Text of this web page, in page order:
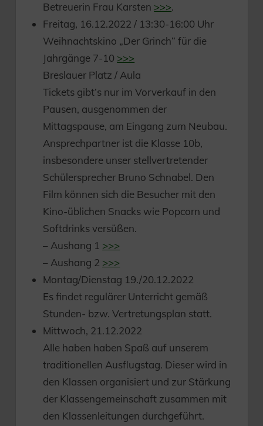
Betreuerin Frau Karsten >>>.
Freitag, 16.12.2022 / 13:30-16:00 Uhr
Weihnachtskino „Der Grinch“ für die
Jahrgänge 7-10 >>>
Breslauer Platz / Aula
Tickets gibt’s nur im Vorverkauf in den
Pausen, ausgenommen der
Mittagspause, am Eingang zum Neubau.
Ansprechpartner ist die Klasse 10b,
insbesondere unser stellvertretender
Schülersprecher Bruno Schnabel. Den
Film können sich die Besucher mit den
Kino-üblichen Snacks wie Popcorn und
Softdrinks versüßen.
– Aushang 1 >>>
– Aushang 2 >>>
Montag/Dienstag 19./20.12.2022
Es findet regulärer Unterricht gemäß
Stunden- bzw. Vertretungsplan statt.
Mittwoch, 21.12.2022
Alle haben haben Spaß auf unserem
traditionellen Ausflugstag. Dieser wird in
den Klassen organisiert und zur Stärkung
der Klassengemeinschaft zusammen mit
den Klassenleitungen durchgeführt.